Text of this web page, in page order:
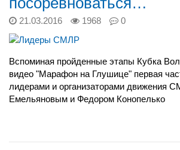
21.03.2016 1968 0
Вспоминая пройденные этапы Кубка
видео "Марафон на Глушице" первая
лидерами и организаторами движения
Емельяновым и Федором Конопелько